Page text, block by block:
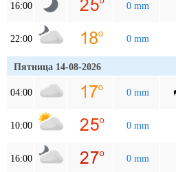
16:00 0 mm
22:00 0 mm
Пятница 14-08-2026
04:00 0 mm
10:00 0 mm
16:00 0 mm